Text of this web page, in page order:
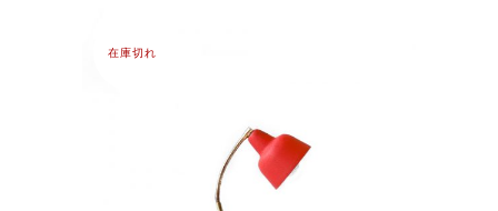
在庫切れ